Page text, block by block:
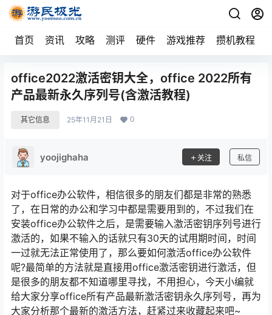
首页 资讯 攻略 测评 硬件 游戏推荐 攒机教程
office2022激活密钥大全，office 2022所有
产品最新永久序列号(含激活教程)
其它信息 25年11月21日 0
yoojighaha 关注 私信
对于office办公软件，相信很多的朋友们都是非常的熟悉
了，在日常的办公和学习中都是需要用到的，不过我们在
安装office办公软件之后，是需要输入激活密钥序列号进行
激活的，如果不输入的话就只有30天的试用期时间，时间
一过就无法正常使用了，那么要如何激活office办公软件
呢?最简单的方法就是直接用office激活密钥进行激活，但
是很多的朋友都不知道哪里寻找，不用担心，今天小编就
给大家分享office所有产品最新激活密钥永久序列号，再为
大家分析那个最新的激活方法，赶紧过来收藏起来吧~